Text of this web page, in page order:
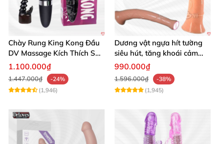
Chày Rung King Kong Đầu
DV Massage Kích Thích Sâu
Mạnh Mẽ
1.100.000₫
1.447.000₫
-24%
(1,946)
Dương vật ngựa hít tường
siêu hút, tăng khoái cảm
tận hưởng
990.000₫
1.596.000₫
-38%
(1,945)